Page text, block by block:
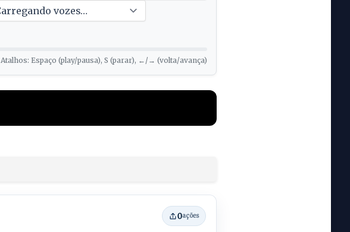
Atalhos: Espaço (play/pausa), S (parar), ←/→ (volta/avança)
0ações